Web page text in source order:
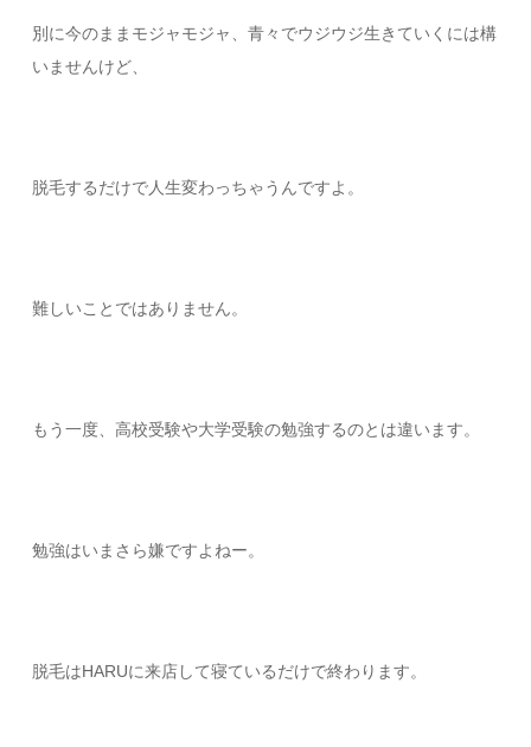
別に今のままモジャモジャ、青々でウジウジ生きていくには構
いませんけど、
脱毛するだけで人生変わっちゃうんですよ。
難しいことではありません。
もう一度、高校受験や大学受験の勉強するのとは違います。
勉強はいまさら嫌ですよねー。
脱毛はHARUに来店して寝ているだけで終わります。